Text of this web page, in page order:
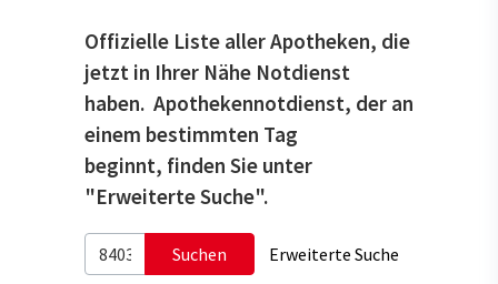
Offizielle Liste aller Apotheken, die
jetzt in Ihrer Nähe Notdienst
haben. Apothekennotdienst, der an
einem bestimmten Tag
beginnt, finden Sie unter
"Erweiterte Suche".
Suchen Erweiterte Suche